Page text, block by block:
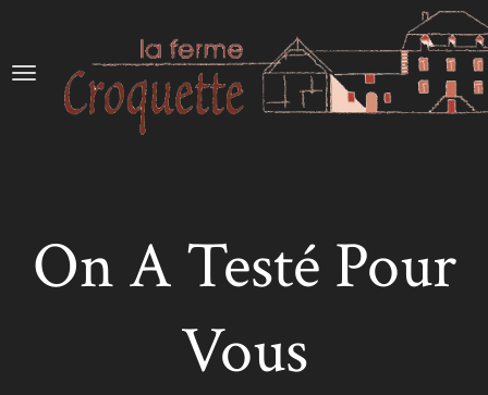
On A Testé Pour
Vous